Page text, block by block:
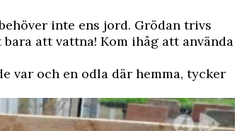
inte ens jord. Grödan trivs
att vattna! Kom ihåg att använda
var och en odla där hemma, tycker